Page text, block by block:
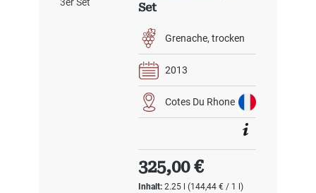
Set
Grenache trocken
2013
Cotes Du Rhone
Inhalt:2.25 l(144,44 € / 1 l)
Regulärer Preis:
325,00 €